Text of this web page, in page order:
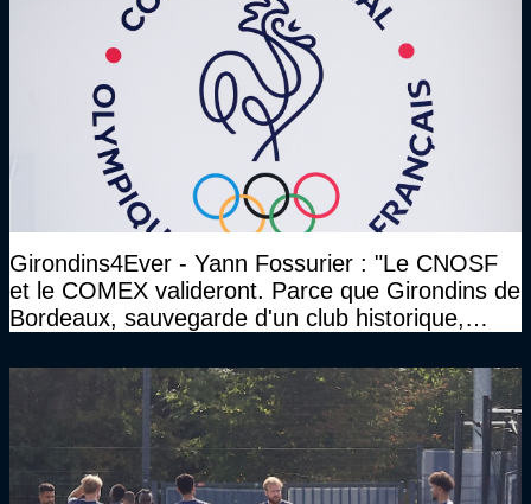
Girondins4Ever - Yann Fossurier : "Le CNOSF
et le COMEX valideront. Parce que Girondins de
Bordeaux, sauvegarde d'un club historique,